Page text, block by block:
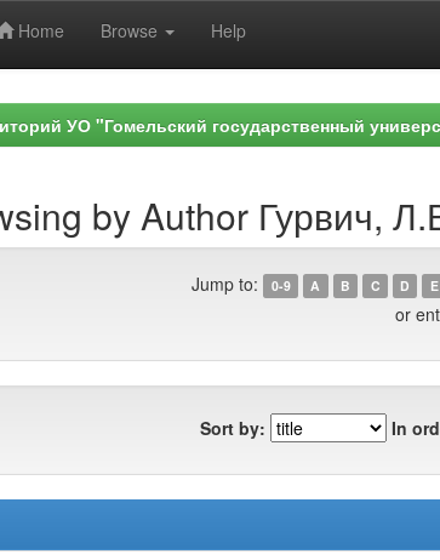
Home Browse Help
УО "Гомельский государственный
by Author Гурвич,
Jump to: 0-9 A B C D E
or
Sort by: In